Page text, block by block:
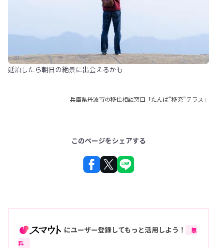
延泊したら朝日の絶景に出会えるかも
兵庫県丹波市の移住相談窓口「たんば"移充"テラス」
このページをシェアする
にユーザー登録してもっと活用しよう！
無
料